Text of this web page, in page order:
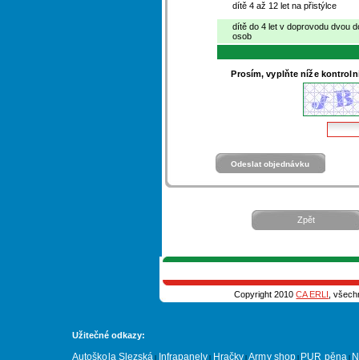
dítě 4 až 12 let na přistýlce
dítě do 4 let v doprovodu dvou
osob
Prosím, vyplňte níže
Zpět
Copyright 2010CA ERLI ,
Užitečné odkazy:
Autoškola Slezská Infrapanely Hračky |Army shop PUR pěna|